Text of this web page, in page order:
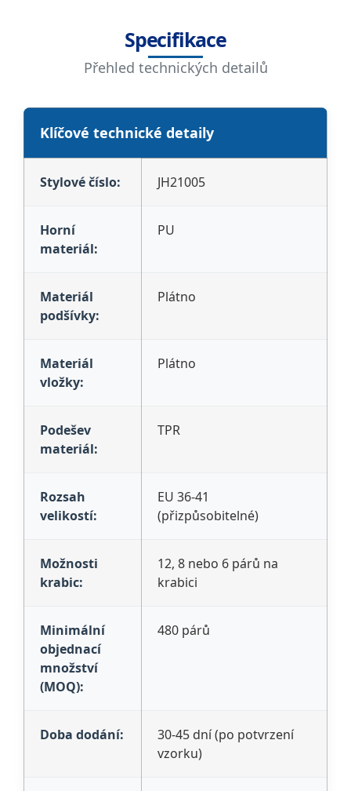
Specifikace
Přehled technických detailů
Klíčové technické detaily
Stylové číslo: JH21005
Horní
materiál:
PU
Materiál
podšívky:
Plátno
Materiál
vložky:
Plátno
Podešev
materiál:
TPR
Rozsah
velikostí:
EU 36-41
(přizpůsobitelné)
Možnosti
krabic:
12, 8 nebo 6 párů na
krabici
Minimální
objednací
množství
(MOQ):
480 párů
Doba dodání:
30-45 dní (po potvrzení
vzorku)